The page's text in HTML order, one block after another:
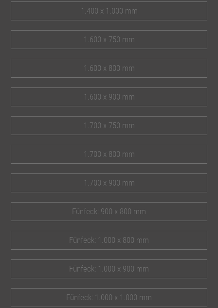
1.400 x 1.000 mm
1.600 x 750 mm
1.600 x 800 mm
1.600 x 900 mm
1.700 x 750 mm
1.700 x 800 mm
1.700 x 900 mm
Fünfeck: 900 x 800 mm
Fünfeck: 1.000 x 800 mm
Fünfeck: 1.000 x 900 mm
Fünfeck: 1.000 x 1.000 mm